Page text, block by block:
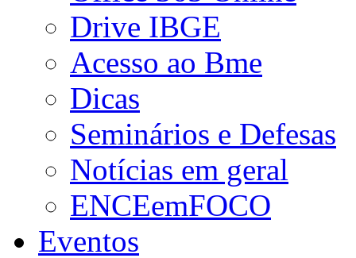
Drive IBGE
Acesso ao Bme
Dicas
Seminários e Defesas
Notícias em geral
ENCEemFOCO
Eventos